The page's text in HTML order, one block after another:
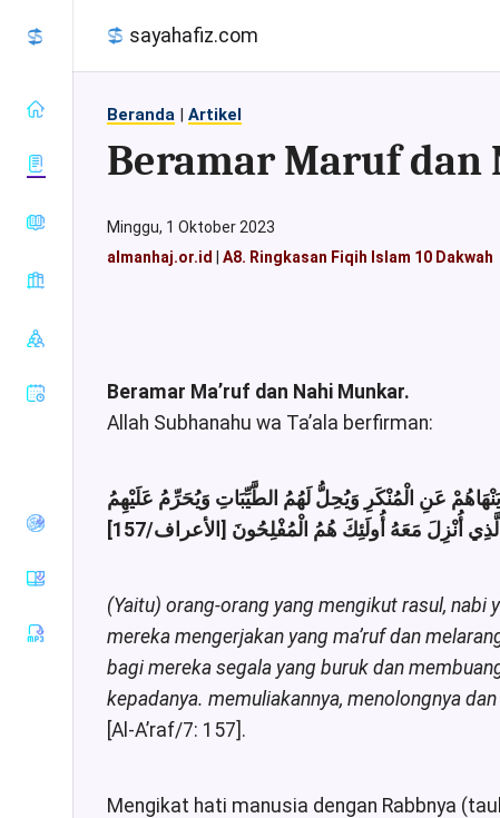
sayahafiz.com
rumaysho.com
Sunan Abu
Sunan an-
Sunan Ibnu
Sunan Ad-
Beranda | Artikel
Beramar Maruf dan
Minggu, 1 Oktober 2023
almanhaj.or.id
A8. Ringkasan Fiqih Islam 10 Dakwah
Beramar Ma’ruf dan Nahi Munkar.
Allah Subhanahu wa Ta’ala berfirman:
عَنِ الْمُنْكَرِ وَيُحِلُّ لَهُمُ الطَّيِّبَاتِ وَيُحَرِّمُ عَلَيْهِمُ
أُنْزِلَ مَعَهُ أُولَئِكَ هُمُ الْمُفْلِحُونَ [الأعراف/157]
(Yaitu) orang-orang yang mengikut rasul,
mereka mengerjakan yang ma’ruf dan
bagi mereka segala yang buruk dan
kepadanya. memuliakannya, menolongnya
[Al-A’raf/7: 157].
Mengikat hati manusia dengan Rabbnya